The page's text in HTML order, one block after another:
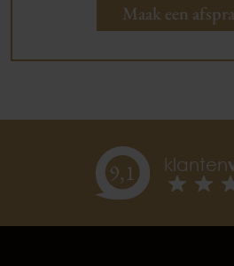
Maak een
9,1 klanten